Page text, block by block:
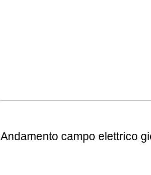
Andamento campo elettrico